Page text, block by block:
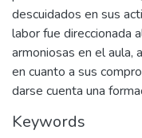
descuidados en sus
labor fue direccionada
armoniosas en el aula,
en cuanto a sus
darse cuenta una
Keywords